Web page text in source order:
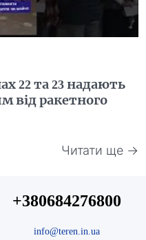
22 та 23 надають
від ракетного
Читати ще →
+380684276800
info@teren.in.ua